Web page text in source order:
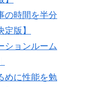
の時間を半分
版】
ションルーム
めに性能を勉